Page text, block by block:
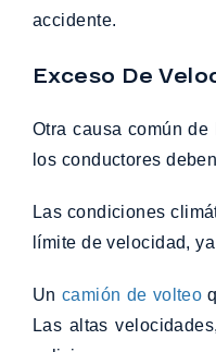
accidente.
Exceso De
Otra causa común
los conductores
Las condiciones
límite de velocidad,
Un camión de volteo
Las altas